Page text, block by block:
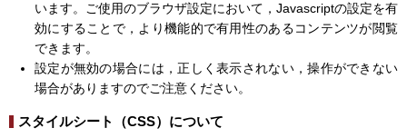
います。ご使用のブラウザ設定において，Javascriptの設定を有
効にすることで，より機能的で有用性のあるコンテンツが閲覧
できます。
設定が無効の場合には，正しく表示されない，操作ができない
場合がありますのでご注意ください。
スタイルシート（CSS）について